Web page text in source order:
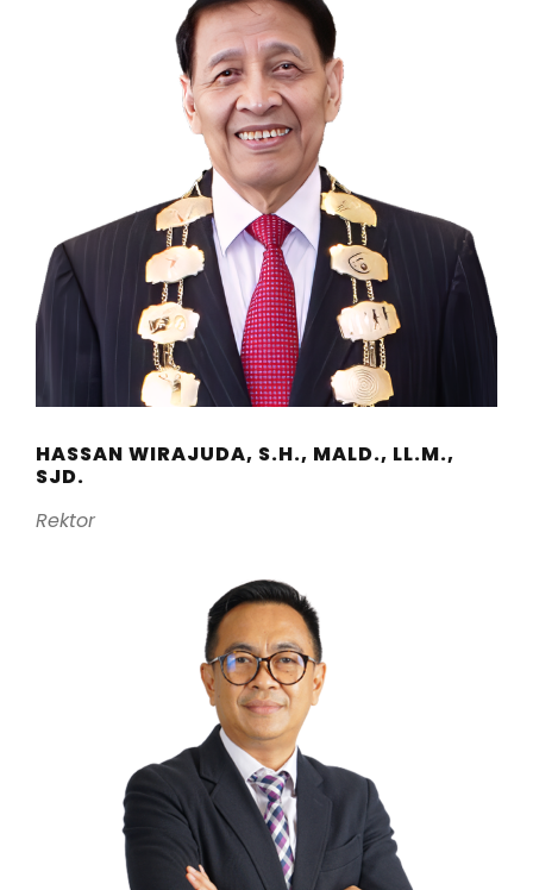
HASSAN WIRAJUDA, S.H., MALD., LL.M.,
SJD.
Rektor